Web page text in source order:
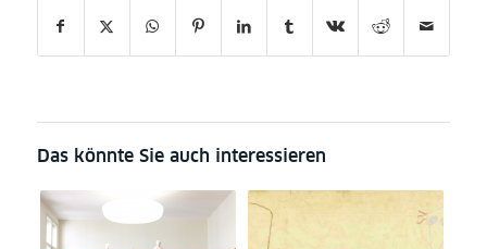
Das könnte Sie auch interessieren